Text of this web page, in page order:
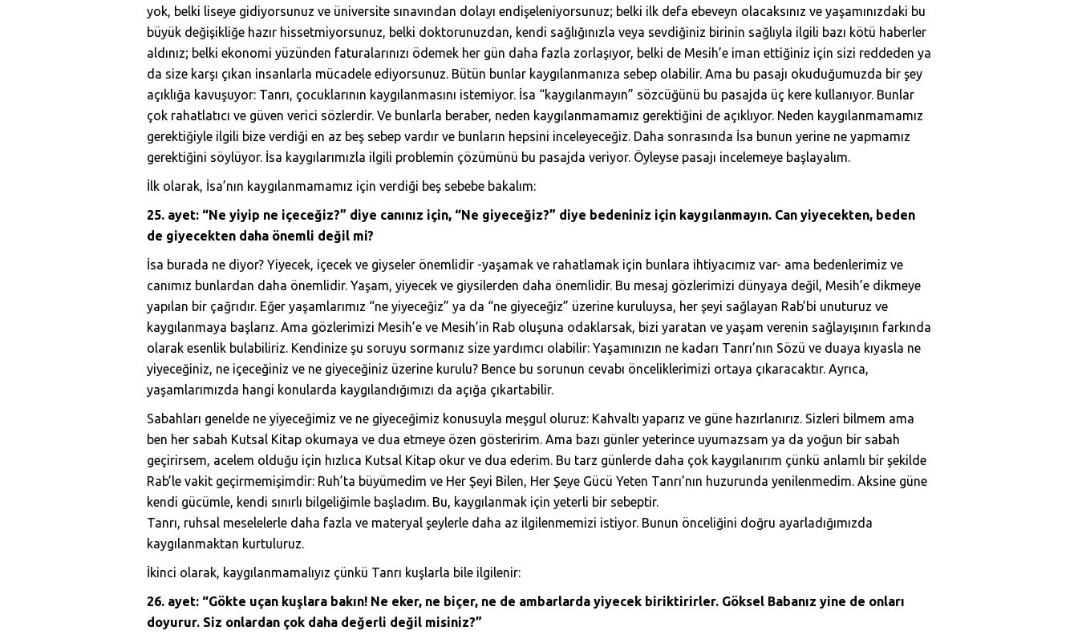
yok, belki liseye gidiyorsunuz ve üniversite sınavından dolayı endişeleniyorsunuz; belki ilk defa ebeveyn olacaksınız ve yaşamınızdaki bu
büyük değişikliğe hazır hissetmiyorsunuz, belki doktorunuzdan, kendi sağlığınızla veya sevdiğiniz birinin sağlıyla ilgili bazı kötü haberler
aldınız; belki ekonomi yüzünden faturalarınızı ödemek her gün daha fazla zorlaşıyor, belki de Mesih’e iman ettiğiniz için sizi reddeden ya
da size karşı çıkan insanlarla mücadele ediyorsunuz. Bütün bunlar kaygılanmanıza sebep olabilir. Ama bu pasajı okuduğumuzda bir şey
açıklığa kavuşuyor: Tanrı, çocuklarının kaygılanmasını istemiyor. İsa “kaygılanmayın” sözcüğünü bu pasajda üç kere kullanıyor. Bunlar
çok rahatlatıcı ve güven verici sözlerdir. Ve bunlarla beraber, neden kaygılanmamamız gerektiğini de açıklıyor. Neden kaygılanmamamız
gerektiğiyle ilgili bize verdiği en az beş sebep vardır ve bunların hepsini inceleyeceğiz. Daha sonrasında İsa bunun yerine ne yapmamız
gerektiğini söylüyor. İsa kaygılarımızla ilgili problemin çözümünü bu pasajda veriyor. Öyleyse pasajı incelemeye başlayalım.
İlk olarak, İsa’nın kaygılanmamamız için verdiği beş sebebe bakalım:
25. ayet: “Ne yiyip ne içeceğiz?” diye canınız için, “Ne giyeceğiz?” diye bedeniniz için kaygılanmayın. Can yiyecekten, beden
de giyecekten daha önemli değil mi?
İsa burada ne diyor? Yiyecek, içecek ve giyseler önemlidir -yaşamak ve rahatlamak için bunlara ihtiyacımız var- ama bedenlerimiz ve
canımız bunlardan daha önemlidir. Yaşam, yiyecek ve giysilerden daha önemlidir. Bu mesaj gözlerimizi dünyaya değil, Mesih’e dikmeye
yapılan bir çağrıdır. Eğer yaşamlarımız “ne yiyeceğiz” ya da “ne giyeceğiz” üzerine kuruluysa, her şeyi sağlayan Rab’bi unuturuz ve
kaygılanmaya başlarız. Ama gözlerimizi Mesih’e ve Mesih’in Rab oluşuna odaklarsak, bizi yaratan ve yaşam verenin sağlayışının farkında
olarak esenlik bulabiliriz. Kendinize şu soruyu sormanız size yardımcı olabilir: Yaşamınızın ne kadarı Tanrı’nın Sözü ve duaya kıyasla ne
yiyeceğiniz, ne içeceğiniz ve ne giyeceğiniz üzerine kurulu? Bence bu sorunun cevabı önceliklerimizi ortaya çıkaracaktır. Ayrıca,
yaşamlarımızda hangi konularda kaygılandığımızı da açığa çıkartabilir.
Sabahları genelde ne yiyeceğimiz ve ne giyeceğimiz konusuyla meşgul oluruz: Kahvaltı yaparız ve güne hazırlanırız. Sizleri bilmem ama
ben her sabah Kutsal Kitap okumaya ve dua etmeye özen gösteririm. Ama bazı günler yeterince uyumazsam ya da yoğun bir sabah
geçirirsem, acelem olduğu için hızlıca Kutsal Kitap okur ve dua ederim. Bu tarz günlerde daha çok kaygılanırım çünkü anlamlı bir şekilde
Rab’le vakit geçirmemişimdir: Ruh’ta büyümedim ve Her Şeyi Bilen, Her Şeye Gücü Yeten Tanrı’nın huzurunda yenilenmedim. Aksine güne
kendi gücümle, kendi sınırlı bilgeliğimle başladım. Bu, kaygılanmak için yeterli bir sebeptir.
Tanrı, ruhsal meselelerle daha fazla ve materyal şeylerle daha az ilgilenmemizi istiyor. Bunun önceliğini doğru ayarladığımızda
kaygılanmaktan kurtuluruz.
İkinci olarak, kaygılanmamalıyız çünkü Tanrı kuşlarla bile ilgilenir:
26. ayet: “Gökte uçan kuşlara bakın! Ne eker, ne biçer, ne de ambarlarda yiyecek biriktirirler. Göksel Babanız yine de onları
doyurur. Siz onlardan çok daha değerli değil misiniz?”